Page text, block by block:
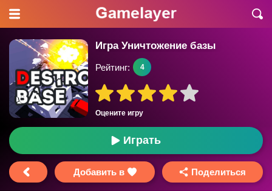
Игра Уничтожение базы
Оцените игру
Рейтинг: 4
Играть
Добавить в Поделиться